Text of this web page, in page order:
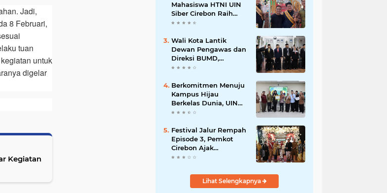
Jadi,
8 Februari,
tuan
untuk
digelar
Kegiatan
Mahasiswa HTNI UIN
Siber Cirebon Raih
Juara 1 Duta Batik DKI
Wali Kota Lantik
Dewan Pengawas dan
Direksi BUMD,
Tegaskan Komitmen
Integritas
Berkomitmen Menuju
Kampus Hijau
Berkelas Dunia, UIN
Siber Cirebon Raih
Compliance UI
GreenMetric
Festival Jalur Rempah
Episode 3, Pemkot
Cirebon Ajak
Masyarakat Lestarikan
Warisan Budaya
Bernilai EkonomiLihat Selengkapnya